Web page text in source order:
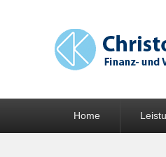
Finanz- und
Home